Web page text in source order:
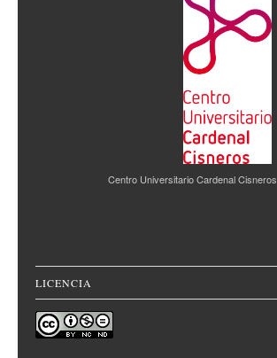
Centro Universitario Cardenal Cisneros
LICENCIA